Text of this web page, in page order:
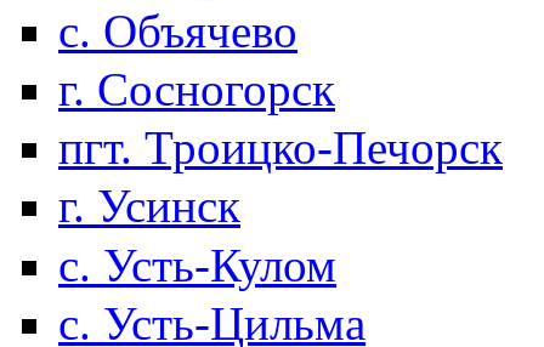
с. Объячево
г. Сосногорск
пгт. Троицко-Печорск
г. Усинск
с. Усть-Кулом
с. Усть-Цильма